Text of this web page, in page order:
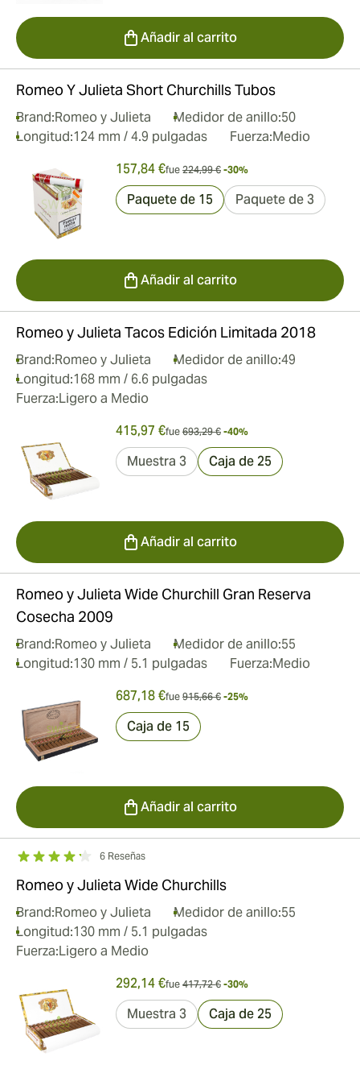
Añadir al carrito
Romeo Y Julieta Short Churchills Tubos
Brand:Romeo y Julieta Medidor de anillo:50
Longitud:124 mm / 4.9 pulgadas Fuerza:Medio
157,84 €fue 224,99 € -30%
Paquete de 15 Paquete de 3
Añadir al carrito
Romeo y Julieta Tacos Edición Limitada 2018
Brand:Romeo y Julieta Medidor de anillo:49
Longitud:168 mm / 6.6 pulgadas
Fuerza:Ligero a Medio
415,97 €fue 693,29 € -40%
Muestra 3 Caja de 25
Añadir al carrito
Romeo y Julieta Wide Churchill Gran Reserva
Cosecha 2009
Brand:Romeo y Julieta Medidor de anillo:55
Longitud:130 mm / 5.1 pulgadas Fuerza:Medio
687,18 €fue 915,66 € -25%
Caja de 15
Añadir al carrito
6 Reseñas
Romeo y Julieta Wide Churchills
Brand:Romeo y Julieta Medidor de anillo:55
Longitud:130 mm / 5.1 pulgadas
Fuerza:Ligero a Medio
292,14 €fue 417,72 € -30%
Muestra 3 Caja de 25